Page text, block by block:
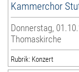
Kammerchor
Donnerstag,
Thomaskirche
Rubrik: Konzert